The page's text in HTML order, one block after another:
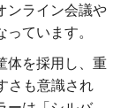
ンライン会議や
ています。
体を採用し、重
さも意識され